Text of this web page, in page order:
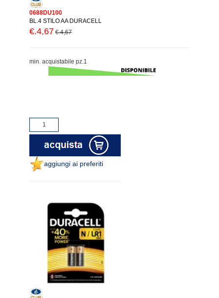
0688DU100
BL.4 STILO AA DURACELL
€.4,67 €.4,67
min. acquistabile pz.1
aggiungi ai preferiti